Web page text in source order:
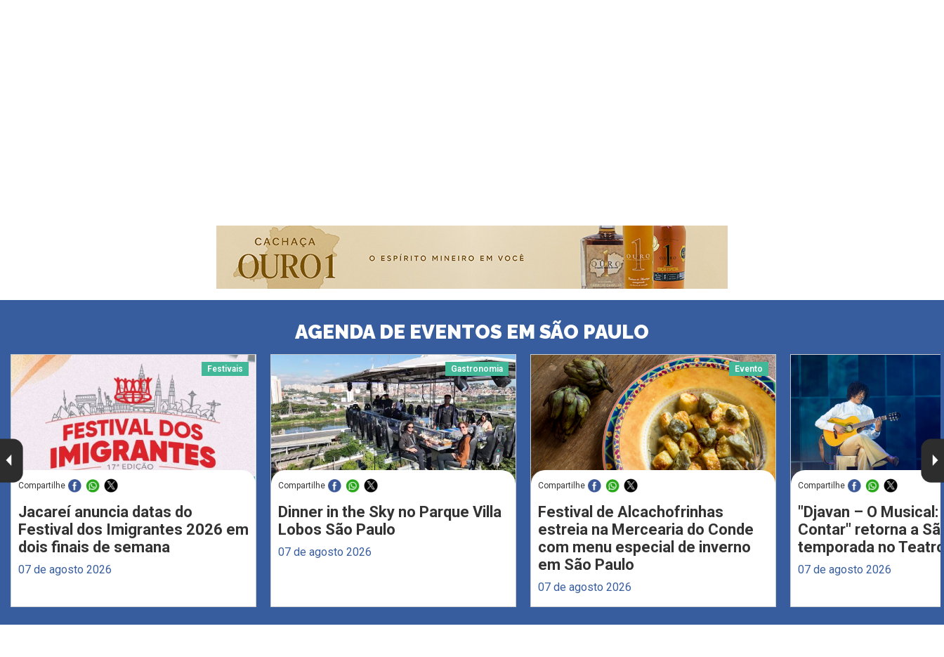
AGENDA DE EVENTOS EM SÃO PAULO
Festivais
Compartilhe
Jacareí anuncia datas do
Festival dos Imigrantes 2026 em
dois finais de semana
07 de agosto 2026
Gastronomia
Compartilhe
Dinner in the Sky no Parque Villa
Lobos São Paulo
07 de agosto 2026
Evento
Compartilhe
Festival de Alcachofrinhas
estreia na Mercearia do Conde
com menu especial de inverno
em São Paulo
07 de agosto 2026
Compartilhe
"Djavan – O Musical:
Contar" retorna a
temporada no
07 de agosto 2026